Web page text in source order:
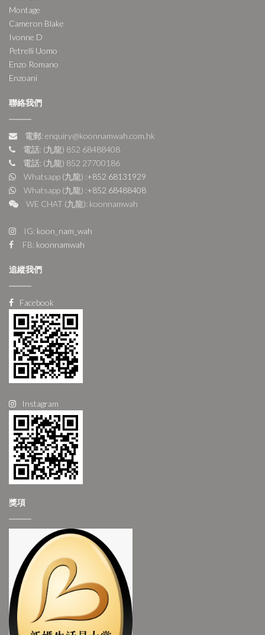
Montage
Cameron Blake
Ivonne D
Petrelli Uomo
Enzo Romano
Enzoani
聯絡我們
電郵: enquiry@koonnamwah.com.hk
電話: (九龍) 852 68488408
電話: (九龍) 852 27700186
Whatsapp (九龍) :+852 68131929
Whatsapp (九龍) :+852 68488408
WE CHAT (九龍): koonnamwah
IG: koon_nam_wah
FB: koonnamwah
追縱我們
Facebook
Instagram
獎項